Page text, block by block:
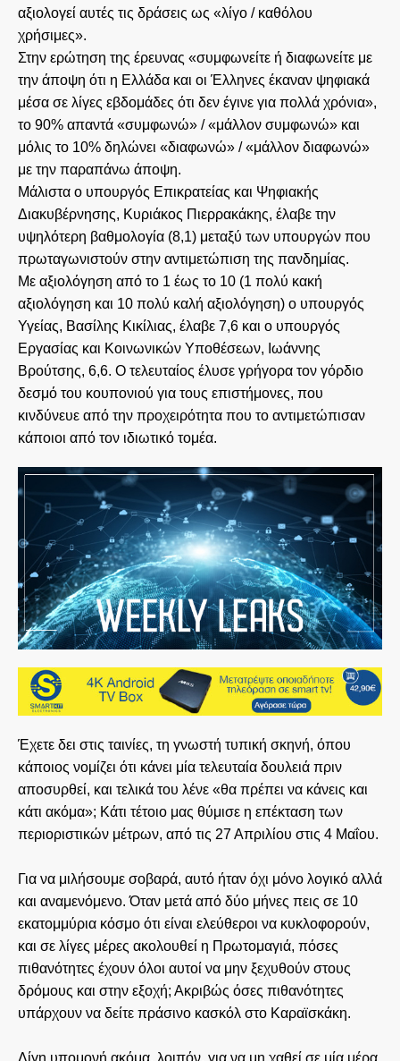
αξιολογεί αυτές τις δράσεις ως «λίγο / καθόλου
χρήσιμες».
Στην ερώτηση της έρευνας «συμφωνείτε ή διαφωνείτε με
την άποψη ότι η Ελλάδα και οι Έλληνες έκαναν ψηφιακά
μέσα σε λίγες εβδομάδες ότι δεν έγινε για πολλά χρόνια»,
το 90% απαντά «συμφωνώ» / «μάλλον συμφωνώ» και
μόλις το 10% δηλώνει «διαφωνώ» / «μάλλον διαφωνώ»
με την παραπάνω άποψη.
Μάλιστα ο υπουργός Επικρατείας και Ψηφιακής
Διακυβέρνησης, Κυριάκος Πιερρακάκης, έλαβε την
υψηλότερη βαθμολογία (8,1) μεταξύ των υπουργών που
πρωταγωνιστούν στην αντιμετώπιση της πανδημίας.
Με αξιολόγηση από το 1 έως το 10 (1 πολύ κακή
αξιολόγηση και 10 πολύ καλή αξιολόγηση) ο υπουργός
Υγείας, Βασίλης Κικίλιας, έλαβε 7,6 και ο υπουργός
Εργασίας και Κοινωνικών Υποθέσεων, Ιωάννης
Βρούτσης, 6,6. Ο τελευταίος έλυσε γρήγορα τον γόρδιο
δεσμό του κουπονιού για τους επιστήμονες, που
κινδύνευε από την προχειρότητα που το αντιμετώπισαν
κάποιοι από τον ιδιωτικό τομέα.
Έχετε δει στις ταινίες, τη γνωστή τυπική σκηνή, όπου
κάποιος νομίζει ότι κάνει μία τελευταία δουλειά πριν
αποσυρθεί, και τελικά του λένε «θα πρέπει να κάνεις και
κάτι ακόμα»; Κάτι τέτοιο μας θύμισε η επέκταση των
περιοριστικών μέτρων, από τις 27 Απριλίου στις 4 Μαΐου.
Για να μιλήσουμε σοβαρά, αυτό ήταν όχι μόνο λογικό αλλά
και αναμενόμενο. Όταν μετά από δύο μήνες πεις σε 10
εκατομμύρια κόσμο ότι είναι ελεύθεροι να κυκλοφορούν,
και σε λίγες μέρες ακολουθεί η Πρωτομαγιά, πόσες
πιθανότητες έχουν όλοι αυτοί να μην ξεχυθούν στους
δρόμους και στην εξοχή; Ακριβώς όσες πιθανότητες
υπάρχουν να δείτε πράσινο κασκόλ στο Καραϊσκάκη.
Λίγη υπομονή ακόμα, λοιπόν, για να μη χαθεί σε μία μέρα